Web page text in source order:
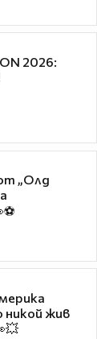
2026:
„Олд
никой жив